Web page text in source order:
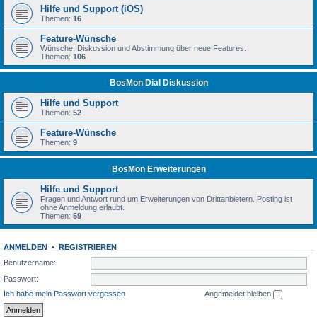
Hilfe und Support (iOS)
Themen: 16
Feature-Wünsche
Wünsche, Diskussion und Abstimmung über neue Features.
Themen: 106
BosMon Dial Diskussion
Hilfe und Support
Themen: 52
Feature-Wünsche
Themen: 9
BosMon Erweiterungen
Hilfe und Support
Fragen und Antwort rund um Erweiterungen von Drittanbietern. Posting ist
ohne Anmeldung erlaubt.
Themen: 59
ANMELDEN • REGISTRIEREN
Benutzername:
Passwort:
Ich habe mein Passwort vergessen
Angemeldet bleiben